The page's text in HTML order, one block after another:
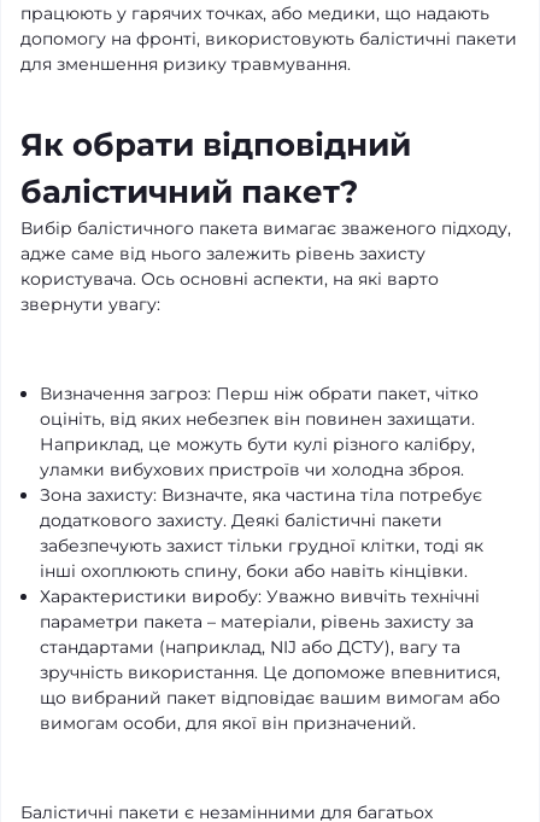
працюють у гарячих точках, або медики, що надають
допомогу на фронті, використовують балістичні пакети
для зменшення ризику травмування.
Як обрати відповідний
балістичний пакет?
Вибір балістичного пакета вимагає зваженого підходу,
адже саме від нього залежить рівень захисту
користувача. Ось основні аспекти, на які варто
звернути увагу:
Визначення загроз: Перш ніж обрати пакет, чітко
оцініть, від яких небезпек він повинен захищати.
Наприклад, це можуть бути кулі різного калібру,
уламки вибухових пристроїв чи холодна зброя.
Зона захисту: Визначте, яка частина тіла потребує
додаткового захисту. Деякі балістичні пакети
забезпечують захист тільки грудної клітки, тоді як
інші охоплюють спину, боки або навіть кінцівки.
Характеристики виробу: Уважно вивчіть технічні
параметри пакета – матеріали, рівень захисту за
стандартами (наприклад, NIJ або ДСТУ), вагу та
зручність використання. Це допоможе впевнитися,
що вибраний пакет відповідає вашим вимогам або
вимогам особи, для якої він призначений.
Балістичні пакети є незамінними для багатьох